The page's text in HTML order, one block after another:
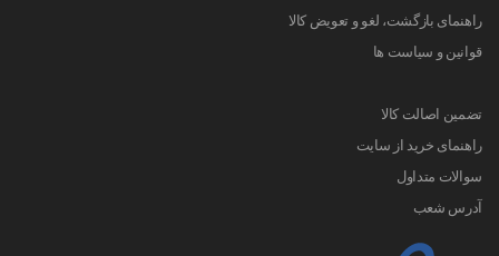
راهنمای بازگشت، لغو و تعویض کالا
قوانین و سیاست ها
تضمین اصالت کالا
راهنمای خرید از سایت
سوالات متداول
آدرس شعب